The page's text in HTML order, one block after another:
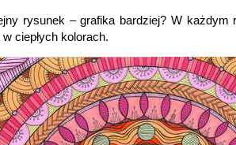
rysunek – grafika bardziej? W każdym
ciepłych kolorach.